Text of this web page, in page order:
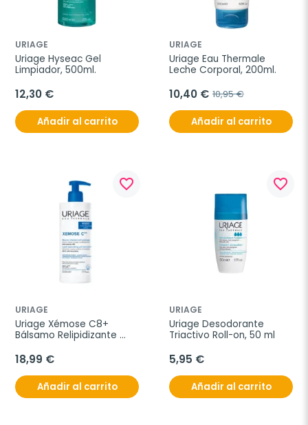
URIAGE
Uriage Hyseac Gel
Limpiador, 500ml.
12,30 €
Añadir al carrito
URIAGE
Uriage Eau Thermale
Leche Corporal, 200ml.
10,40 € 10,95 €
Añadir al carrito
favorite_border
URIAGE
Uriage Xémose C8+
Bálsamo Relipidizante
18,99 €
Añadir al carrito
favorite_border
URIAGE
Uriage Desodorante
Triactivo Roll-on, 50 ml
5,95 €
Añadir al carrito